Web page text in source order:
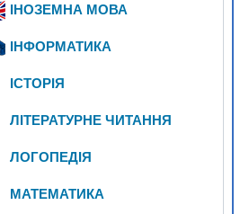
ІНОЗЕМНА МОВА
ІНФОРМАТИКА
ІСТОРІЯ
ЛІТЕРАТУРНЕ ЧИТАННЯ
ЛОГОПЕДІЯ
МАТЕМАТИКА